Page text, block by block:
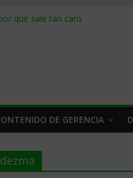
pagar y cobrar en 2026
suministro: qué hacer
segmentarlo y venderle
DE GERENCIA